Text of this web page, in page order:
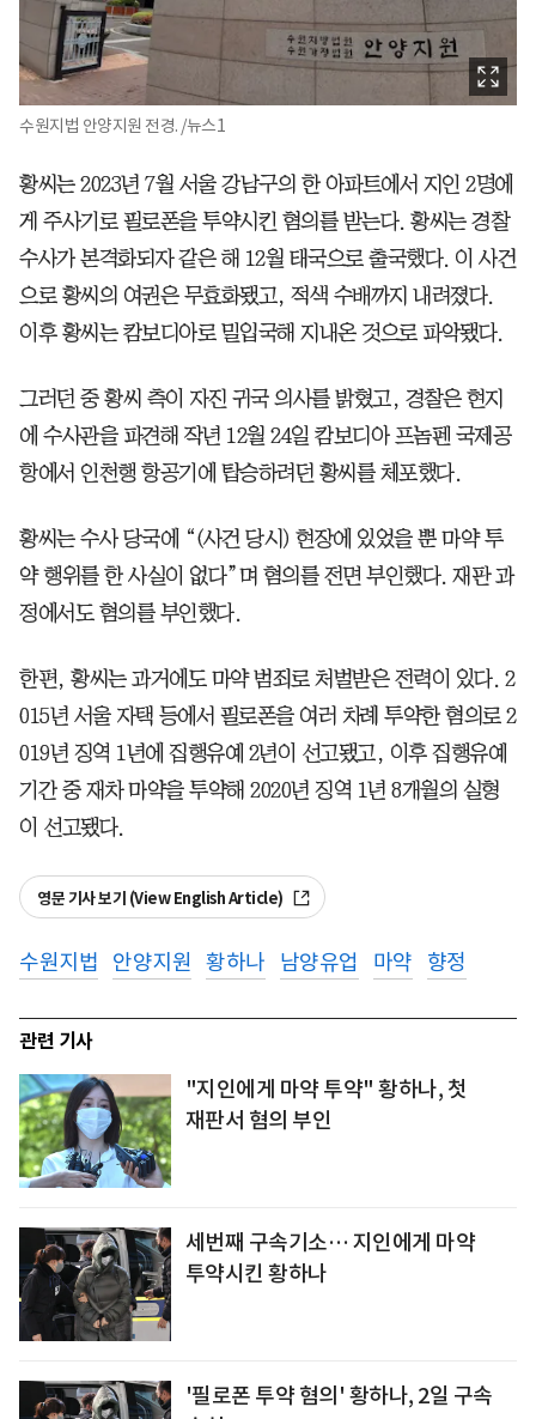
수원지법 안양지원 전경. /뉴스1
황씨는 2023년 7월 서울 강남구의 한 아파트에서 지인 2명에
게 주사기로 필로폰을 투약시킨 혐의를 받는다. 황씨는 경찰
수사가 본격화되자 같은 해 12월 태국으로 출국했다. 이 사건
으로 황씨의 여권은 무효화됐고, 적색 수배까지 내려졌다.
이후 황씨는 캄보디아로 밀입국해 지내온 것으로 파악됐다.
그러던 중 황씨 측이 자진 귀국 의사를 밝혔고, 경찰은 현지
에 수사관을 파견해 작년 12월 24일 캄보디아 프놈펜 국제공
항에서 인천행 항공기에 탑승하려던 황씨를 체포했다.
황씨는 수사 당국에 “(사건 당시) 현장에 있었을 뿐 마약 투
약 행위를 한 사실이 없다”며 혐의를 전면 부인했다. 재판 과
정에서도 혐의를 부인했다.
한편, 황씨는 과거에도 마약 범죄로 처벌받은 전력이 있다. 2
015년 서울 자택 등에서 필로폰을 여러 차례 투약한 혐의로 2
019년 징역 1년에 집행유예 2년이 선고됐고, 이후 집행유예
기간 중 재차 마약을 투약해 2020년 징역 1년 8개월의 실형
이 선고됐다.
영문 기사 보기 (View English Article)
수원지법 안양지원 황하나 남양유업 마약 향정
관련 기사
"지인에게 마약 투약" 황하나, 첫
재판서 혐의 부인
세번째 구속기소… 지인에게 마약
투약시킨 황하나
'필로폰 투약 혐의' 황하나, 2일 구속